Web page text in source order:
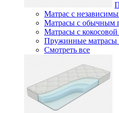
Матрас с
Матрасы с обычным
Матрасы с
Пружинные матрасы
Смотреть все